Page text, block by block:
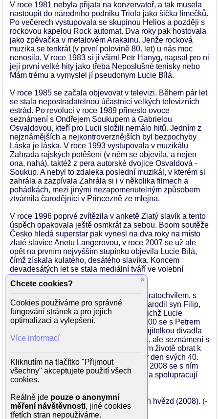
V roce 1981 nebyla přijata na konzervatoř, a tak musela
nastoupit do národního podniku Triola jako šička límečků.
Po večerech vystupovala se skupinou Helios a později s
rockovou kapelou Rock automat. Dva roky pak hostovala
jako zpěvačka v metalovém Arakainu. Jenže rocková
muzika se tenkrát (v první polovině 80. let) u nás moc
nenosila. V roce 1983 si jí všiml Petr Hanyg, napsal pro ni
její první velké hity jako třeba Neposlušné tenisky nebo
Mám trému a vymyslel jí pseudonym Lucie Bílá.
V roce 1985 se začala objevovat v televizi. Během pár let
se stala nepostradatelnou účastnicí velkých televizních
estrád. Po revoluci v roce 1989 přineslo ovoce
seznámení s Ondřejem Soukupem a Gabrielou
Osvaldovou, kteří pro Lucii složili nemálo hitů. Jedním z
nejznámějších a nejkontroverznějších byl bezpochyby
Láska je láska. V roce 1993 vystupovala v muzikálu
Zahrada rajských potěšení (v něm se objevila, a nejen
ona, nahá), taktéž z pera autorské dvojice Osvaldová -
Soukup. A nebyl to zdaleka poslední muzikál, v kterém si
zahrála a zazpívala Zahrála si i v několika filmech a
pohádkách, mezi jinými nezapomenutelným způsobem
ztvárnila čarodějnici v Princezně ze mlejna.
V roce 1996 poprvé zvítězila v anketě Zlatý slavík a tento
úspěch opakovala ještě osmkrát za sebou. Boom soutěže
Česko hledá superstar pak vynesl na dva roky na místo
zlaté slavice Anetu Langerovou, v roce 2007 se už ale
opět na prvním nejvyšším stupínku objevila Lucie Bílá,
čímž získala kulatého, desátého slavíka. Koncem
devadesátých let se stala mediální tváří ve volební
V březnu 1993 se seznámila s Petrem Kratochvílem, s
nímž pak sedm let žila. 15.3.1995 se jí narodil syn Filip,
jen pár dní po předávání cen TýTý, na nichž Lucie
zvítězila v kategorii zpěvaček. V roce 2000 se s Petrem
Kratochvílem rozešla a stala se spolumajitelkou divadla
Ta Fantastika. Na krátkou dobu se vdala, ale seznámení s
Václavem Noidem Bártou přineslo v jejím životě obrat k
lepšímu. Vrátila se zpátky do Otvovic a v den svých 40.
narozenin si Václava Bártu vzala. V září 2008 se s ním
ovšem rozvedla, i nadále zůstali přátelé a spolupracují
dál.
Podle pořaduČeské televizePo stopách hvězd (2008). (-
k-)
×
Chcete cookies?
Cookies používáme pro správné
fungování stránek a pro jejich
optimalizaci a vylepšení.
Více informací
Kliknutím na tlačítko "Přijmout
všechny" akceptujete použití všech
cookies.
Reálně jde pouze o anonymní
měření návštěvnosti, jiné cookies
třetích stran nepoužíváme.